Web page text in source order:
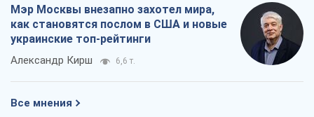
Мэр Москвы внезапно захотел мира,
как становятся послом в США и новые
украинские топ-рейтинги
Александр Кирш 6,6 т.
Все мнения